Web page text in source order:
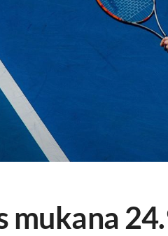
mukana